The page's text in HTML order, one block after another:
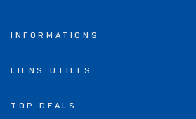
INFORMATIONS
LIENS UTILES
TOP DEALS